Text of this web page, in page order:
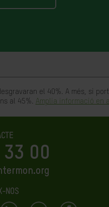
el 40%. A més, si
al 45%. Amplia informació en
00
NOS